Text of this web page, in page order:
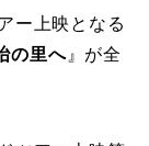
ー上映となる
の里へ』 が全